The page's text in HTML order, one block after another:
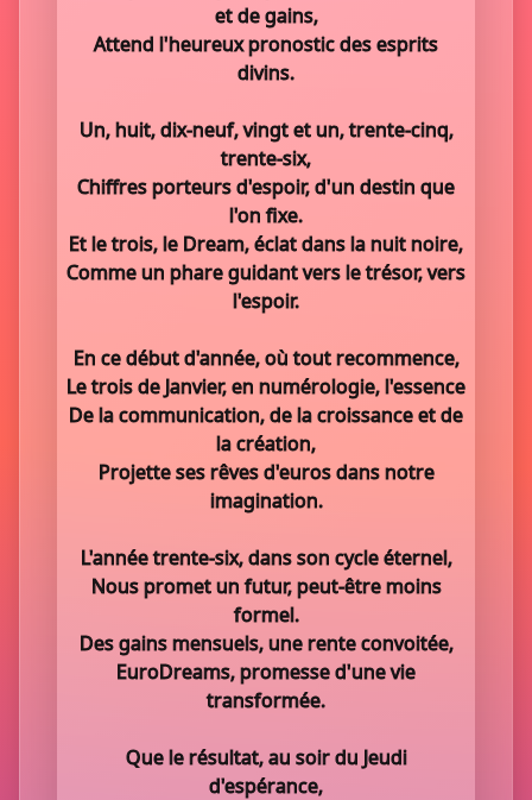
et de gains,
Attend l'heureux pronostic des esprits
divins.
Un, huit, dix-neuf, vingt et un, trente-cinq,
trente-six,
Chiffres porteurs d'espoir, d'un destin que
l'on fixe.
Et le trois, le Dream, éclat dans la nuit noire,
Comme un phare guidant vers le trésor, vers
l'espoir.
En ce début d'année, où tout recommence,
Le trois de Janvier, en numérologie, l'essence
De la communication, de la croissance et de
la création,
Projette ses rêves d'euros dans notre
imagination.
L'année trente-six, dans son cycle éternel,
Nous promet un futur, peut-être moins
formel.
Des gains mensuels, une rente convoitée,
EuroDreams, promesse d'une vie
transformée.
Que le résultat, au soir du Jeudi
d'espérance,